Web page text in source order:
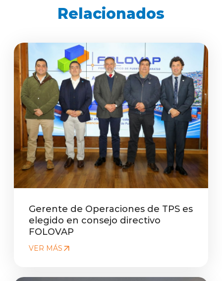
Relacionados
Gerente de Operaciones de TPS es
elegido en consejo directivo
FOLOVAP
VER MÁS